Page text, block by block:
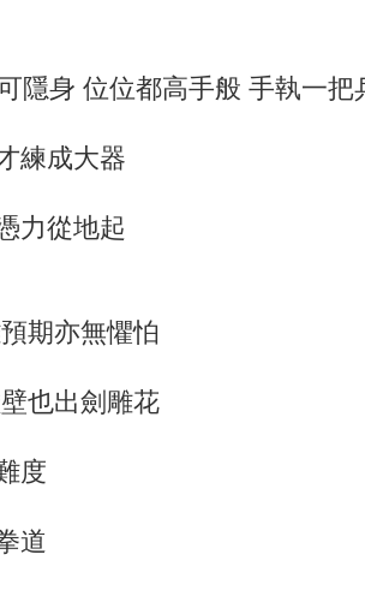
隱身 位位都高手般 手執一
練成大器
力從地起
期亦無懼怕
也出劍雕花
度
道